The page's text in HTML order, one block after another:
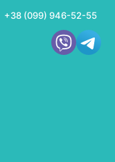
+38 (099) 946-52-55